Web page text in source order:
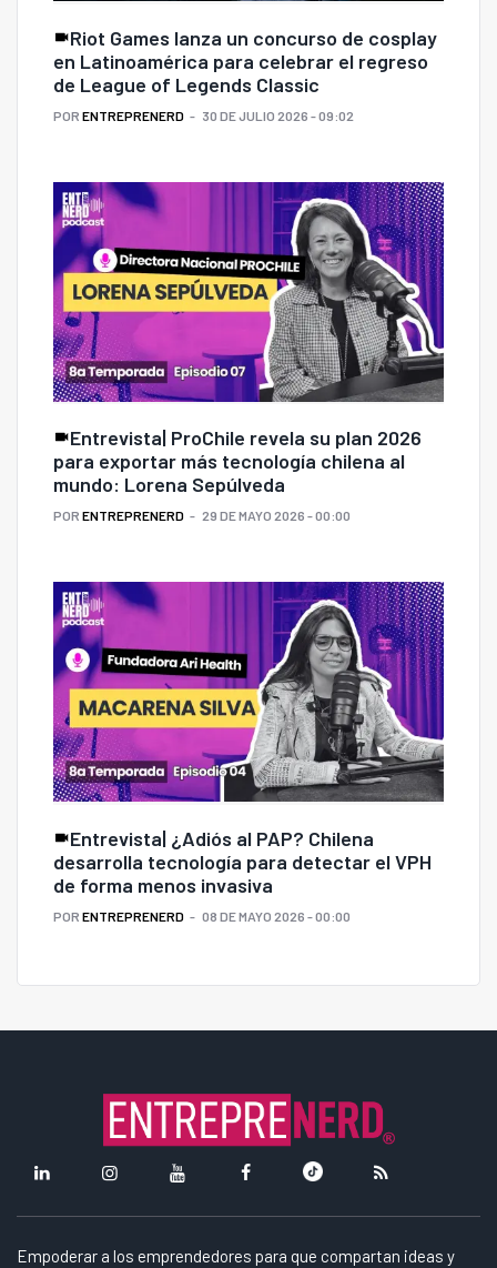
Riot Games lanza un concurso de cosplay
en Latinoamérica para celebrar el regreso
de League of Legends Classic
POR ENTREPRENERD 30 DE JULIO 2026 - 09:02
Entrevista| ProChile revela su plan 2026
para exportar más tecnología chilena al
mundo: Lorena Sepúlveda
POR ENTREPRENERD 29 DE MAYO 2026 - 00:00
Entrevista| ¿Adiós al PAP? Chilena
desarrolla tecnología para detectar el VPH
de forma menos invasiva
POR ENTREPRENERD 08 DE MAYO 2026 - 00:00
Empoderar a los emprendedores para que compartan ideas y